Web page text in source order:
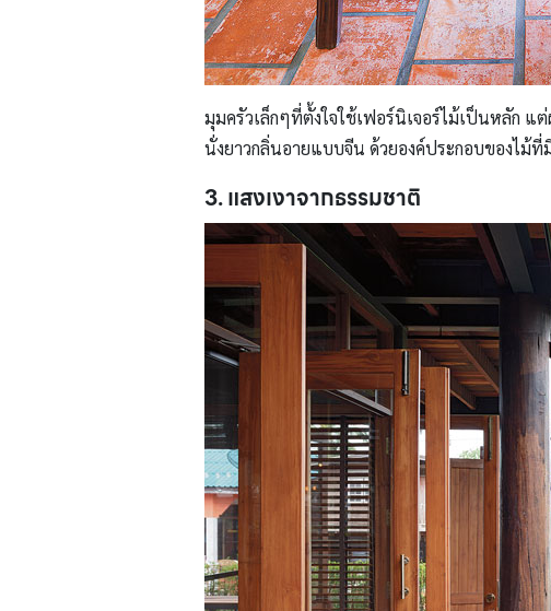
มุมครัวเล็กๆที่ตั้งใจใช้เฟอร์นิเจอร์ไม้เป็นหลัก
นั่งยาวกลิ่นอายแบบจีน ด้วยองค์ประกอบของไม้
3. แสงเงาจากธรรมชาติ